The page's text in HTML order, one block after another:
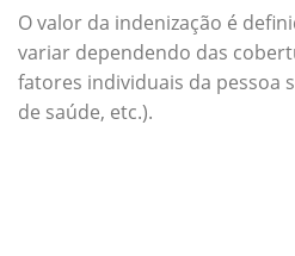
O valor da indenização é
variar dependendo das
fatores individuais da pessoa
de saúde, etc.).